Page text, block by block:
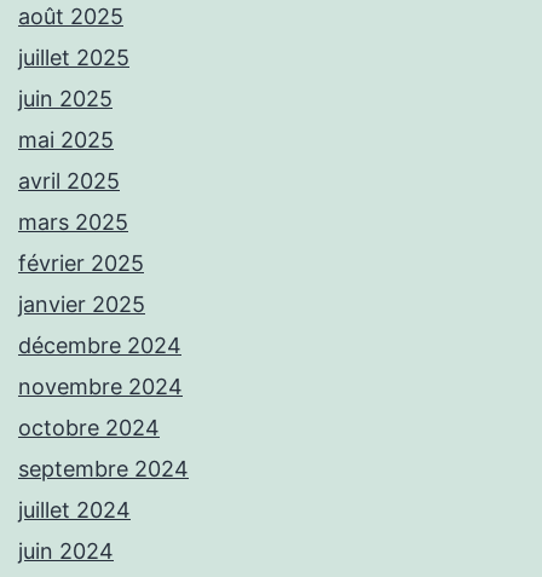
août 2025
juillet 2025
juin 2025
mai 2025
avril 2025
mars 2025
février 2025
janvier 2025
décembre 2024
novembre 2024
octobre 2024
septembre 2024
juillet 2024
juin 2024